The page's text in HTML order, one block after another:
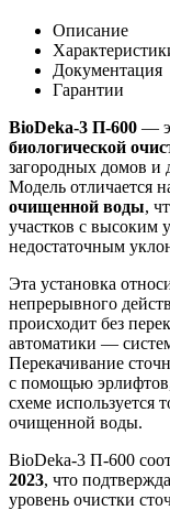
Описание
Документация
Гарантии
BioDeka-3 П-600 —
биологической
загородных домов и
Модель отличается
очищенной воды,
участков с высоким
недостаточным
Эта установка
непрерывного
происходит без
автоматики —
Перекачивание
с помощью
схеме используется
очищенной воды.
BioDeka-3 П-600
2023, что
уровень очистки